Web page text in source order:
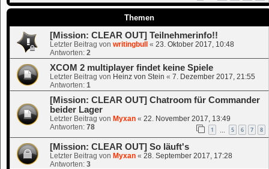
Themen
[Mission: CLEAR OUT] Teilnehmerinfo!!
Letzter Beitrag von writingbull « 23. Oktober 2017, 10:48
Antworten: 2
XCOM 2 multiplayer findet keine Spiele
Letzter Beitrag von Heinz von Stein « 7. Dezember 2017, 21:55
Antworten: 1
[Mission: CLEAR OUT] Chatroom für Commander
beider Lager
Letzter Beitrag von Myxan « 22. November 2017, 13:49
Antworten: 78 1 5 6 7 8
[Mission: CLEAR OUT] So läuft's
Letzter Beitrag von Myxan « 28. September 2017, 17:28
Antworten: 3